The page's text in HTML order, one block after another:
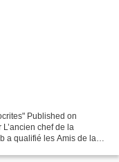
Published on
chef de la
a qualifié les Amis de la